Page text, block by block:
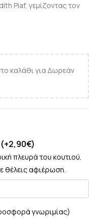
Piaf, γεμίζοντας τον
καλάθι για Δωρεάν
πλευρά του κουτιού.
θέλεις αφιέρωση.
γνωριμίας)